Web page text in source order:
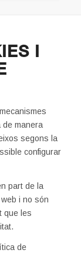
I
de manera
segons la
configurar
part de la
i no són
que les
de